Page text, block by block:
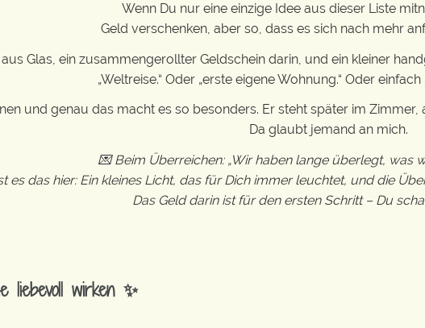
Wenn Du nur eine einzige Idee aus dieser Liste
Geld verschenken, aber so, dass es sich nach mehr
Glas, ein zusammengerollter Geldschein darin, und ein kleiner
„Weltreise.“ Oder „erste eigene Wohnung.“ Oder einfach
und genau das macht es so besonders. Er steht später im
Da glaubt jemand an mich.
💌 Beim Überreichen: „Wir haben lange überlegt, was
es das hier: Ein kleines Licht, das für Dich immer leuchtet, und die
Das Geld darin ist für den ersten Schritt – Du
liebevoll wirken ✨